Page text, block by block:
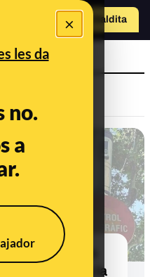
×
les da
no.
a
Hazte Maldita
cámaras en
que "avisan a la